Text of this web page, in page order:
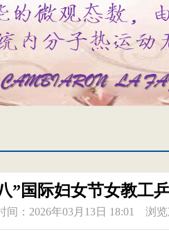
”国际妇女节女教工
间：2026年03月13日 18:01 浏览